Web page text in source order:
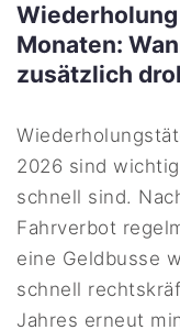
Monaten:
zusätzlich
2026 sind
schnell sind.
Fahrverbot
eine Geldbusse
schnell
Jahres erneut